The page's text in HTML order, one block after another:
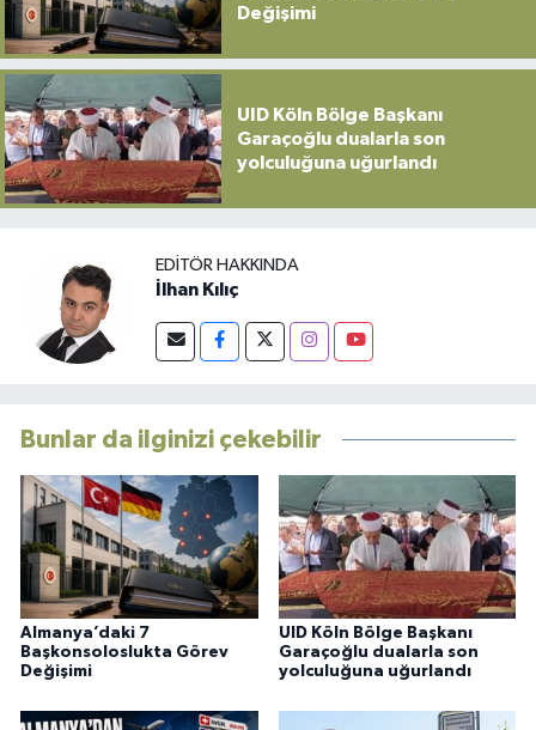
Değişimi
UID Köln Bölge Başkanı
Garaçoğlu dualarla son
yolculuğuna uğurlandı
EDITÖR HAKKINDA
İlhan Kılıç
Bunlar da ilginizi çekebilir
Almanya’daki 7
Başkonsoloslukta Görev
Değişimi
UID Köln Bölge Başkanı
Garaçoğlu dualarla son
yolculuğuna uğurlandı